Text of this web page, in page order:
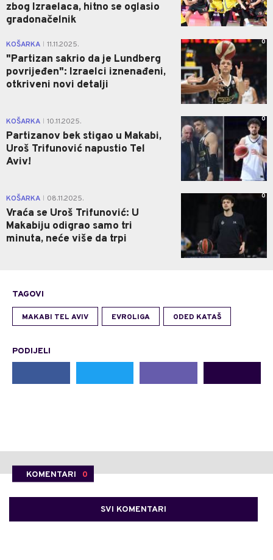
zbog Izraelaca, hitno se oglasio
gradonačelnik
KOŠARKA 11.11.2025.
"Partizan sakrio da je Lundberg
povrijeđen": Izraelci iznenađeni,
otkriveni novi detalji
0
KOŠARKA 10.11.2025.
Partizanov bek stigao u Makabi,
Uroš Trifunović napustio Tel
Aviv!
0
KOŠARKA 08.11.2025.
Vraća se Uroš Trifunović: U
Makabiju odigrao samo tri
minuta, neće više da trpi
0
TAGOVI
MAKABI TEL AVIV EVROLIGA ODED KATAŠ
PODIJELI
KOMENTARI 0
SVI KOMENTARI